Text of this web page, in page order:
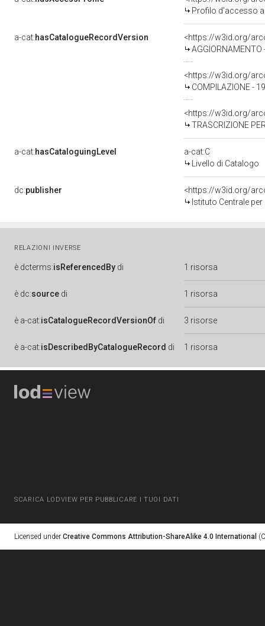
Profilo d'accesso
a-cat:hasCatalogueRecordVersion
<https://w3id.org/
AGGIORNAMENTO
<https://w3id.org/
COMPILAZIONE -
<https://w3id.org/
TRASCRIZIONE
a-cat:hasCataloguingLevel
a-cat:C
Livello di Catalogo
dc:publisher
<https://w3id.org/
Istituto Centrale
RELAZIONI INVERSE
è dcterms:isReferencedBy di 1 risorsa
è dc:source di 1 risorsa
è a-cat:isCatalogueRecordVersionOf di 3 risorse
è a-cat:isDescribedByCatalogueRecord di 1 risorsa
SCARICA LODVIEW PER PUBBLICARE I TUOI DATI
Licensed under Creative Commons Attribution-ShareAlike 4.0 International